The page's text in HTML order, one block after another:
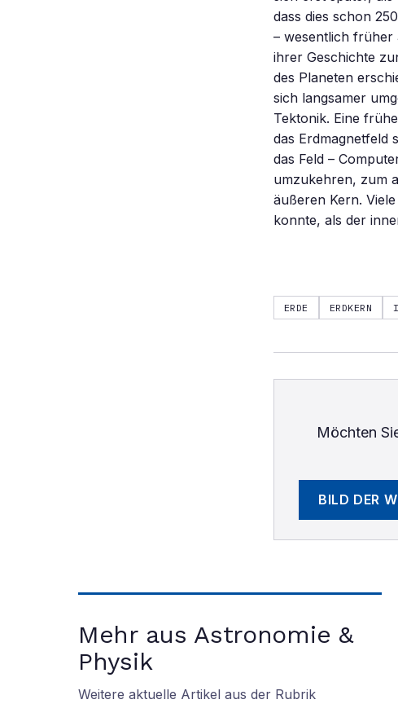
dass dies schon
– wesentlich früher
ihrer Geschichte
des Planeten
sich langsamer
Tektonik. Eine
das Erdmagnetfeld
das Feld –
umzukehren, zum
äußeren Kern.
konnte, als der
ERDE ERDKERN
Möchten
BILD DER
Mehr aus Astronomie &
Physik
Weitere aktuelle Artikel aus der Rubrik